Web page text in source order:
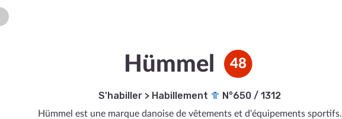
Hümmel 48
S'habiller > Habillement N°650 / 1312
Hümmel est une marque danoise de vêtements et d'équipements sportifs.